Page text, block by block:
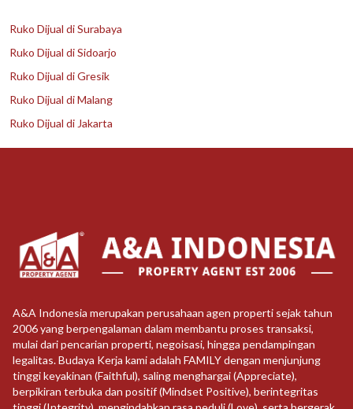
Ruko Dijual di Surabaya
Ruko Dijual di Sidoarjo
Ruko Dijual di Gresik
Ruko Dijual di Malang
Ruko Dijual di Jakarta
A&A Indonesia merupakan perusahaan agen properti sejak tahun
2006 yang berpengalaman dalam membantu proses transaksi,
mulai dari pencarian properti, negoisasi, hingga pendampingan
legalitas. Budaya Kerja kami adalah FAMILY dengan menjunjung
tinggi keyakinan (Faithful), saling menghargai (Appreciate),
berpikiran terbuka dan positif (Mindset Positive), berintegritas